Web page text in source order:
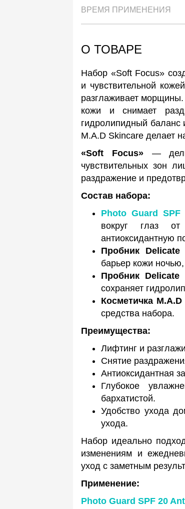
ВРЕМЯ ПРИМЕНЕНИЯ
О ТОВАРЕ
Набор «Soft Focus»
и чувствительной
разглаживает
кожи и снимает
гидролипидный баланс
M.A.D Skincare делает
«Soft Focus»
—
чувствительных зон
раздражение и
Состав набора:
Photo Guard
вокруг глаз
антиоксидантную
Пробник
барьер кожи
Пробник
сохраняет
Косметичка
средства набора.
Преимущества:
Лифтинг и
Снятие
Антиоксидантная
Глубокое
бархатистой.
Удобство ухода
ухода.
Набор идеально
изменениям и
уход с заметным
Применение:
Photo Guard SPF 20